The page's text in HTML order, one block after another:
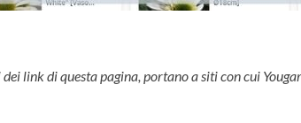
link di questa pagina, portano a siti con cui